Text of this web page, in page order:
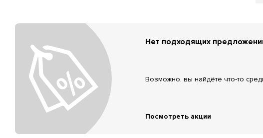
Нет подходящих
Возможно, вы найдёте что-то
Посмотреть акции